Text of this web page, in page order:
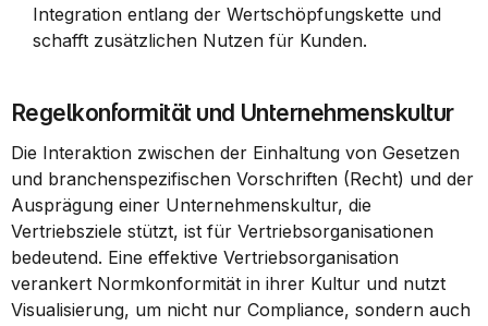
Integration entlang der Wertschöpfungskette und
schafft zusätzlichen Nutzen für Kunden.
Regelkonformität und Unternehmenskultur
Die Interaktion zwischen der Einhaltung von Gesetzen
und branchenspezifischen Vorschriften (Recht) und der
Ausprägung einer Unternehmenskultur, die
Vertriebsziele stützt, ist für Vertriebsorganisationen
bedeutend. Eine effektive Vertriebsorganisation
verankert Normkonformität in ihrer Kultur und nutzt
Visualisierung, um nicht nur Compliance, sondern auch